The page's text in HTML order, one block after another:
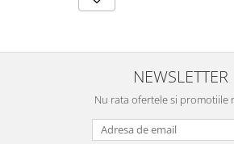
NEWSLETTER
Nu rata ofertele si promotiile